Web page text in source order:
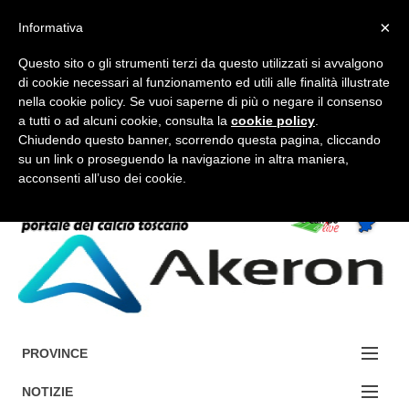
FORUM-ACCEDI
Accedi / Registrati
PROVINCE
EDIZIONE:
NOTIZIE
×
Informativa
Questo sito o gli strumenti terzi da questo utilizzati si avvalgono
di cookie necessari al funzionamento ed utili alle finalità illustrate
nella cookie policy. Se vuoi saperne di più o negare il consenso
a tutti o ad alcuni cookie, consulta la cookie policy
Chiudendo questo banner, scorrendo questa pagina, cliccando
su un link o proseguendo la navigazione in altra maniera,
acconsenti all’uso dei cookie.